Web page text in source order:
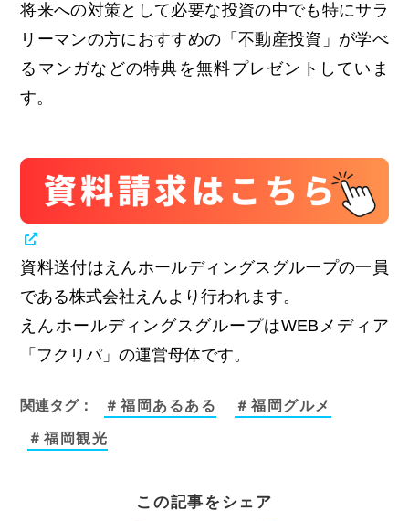
将来への対策として必要な投資の中でも特にサラ
リーマンの方におすすめの「不動産投資」が学べ
るマンガなどの特典を無料プレゼントしていま
す。
資料送付はえんホールディングスグループの一員
である株式会社えんより行われます。
えんホールディングスグループはWEBメディア
「フクリパ」の運営母体です。
関連タグ： ＃福岡あるある ＃福岡グルメ
＃福岡観光
この記事をシェア